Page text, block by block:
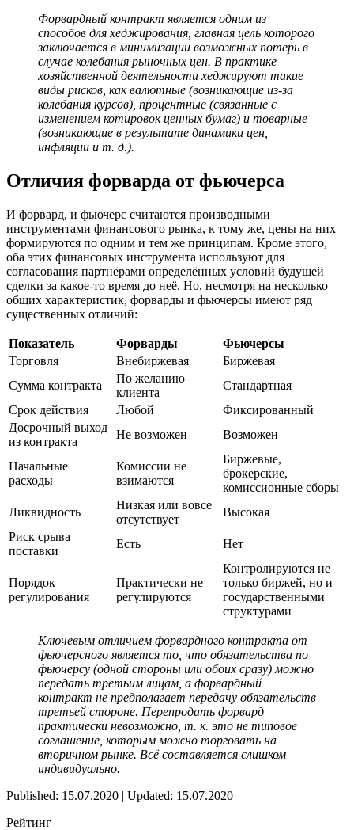
Форвардный контракт является одним из
способов для хеджирования, главная цель которого
заключается в минимизации возможных потерь в
случае колебания рыночных цен. В практике
хозяйственной деятельности хеджируют такие
виды рисков, как валютные (возникающие из-за
колебания курсов), процентные (связанные с
изменением котировок ценных бумаг) и товарные
(возникающие в результате динамики цен,
инфляции и т. д.).
Отличия форварда от фьючерса
И форвард, и фьючерс считаются производными
инструментами финансового рынка, к тому же, цены на них
формируются по одним и тем же принципам. Кроме этого,
оба этих финансовых инструмента используют для
согласования партнёрами определённых условий будущей
сделки за какое-то время до неё. Но, несмотря на несколько
общих характеристик, форварды и фьючерсы имеют ряд
существенных отличий:
Показатель Форварды
Фьючерсы
Торговля
Внебиржевая
Биржевая
Сумма контракта
По желанию
клиента
Стандартная
Срок действия
Любой
Фиксированный
Досрочный выход
из контракта
Не возможен Возможен
Начальные
расходы
Комиссии не
взимаются
Биржевые,
брокерские,
комиссионные сборы
Ликвидность
Низкая или вовсе
отсутствует
Высокая
Риск срыва
поставки
Есть Нет
Порядок
регулирования
Практически не
регулируются
Контролируются не
только биржей, но и
государственными
структурами
Ключевым отличием форвардного контракта от
фьючерсного является то, что обязательства по
фьючерсу (одной стороны или обоих сразу) можно
передать третьим лицам, а форвардный
контракт не предполагает передачу обязательств
третьей стороне. Перепродать форвард
практически невозможно, т. к. это не типовое
соглашение, которым можно торговать на
вторичном рынке. Всё составляется слишком
индивидуально.
Published: 15.07.2020 | Updated: 15.07.2020
Рейтинг